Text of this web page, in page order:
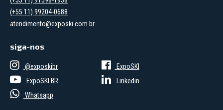
(+55 11) 99204-0688
atendimento@exposki.com.br
siga-nos
@exposkibr
ExpoSKI
ExpoSKI BR
Linkedin
Whatsapp